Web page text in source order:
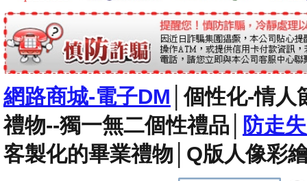
網路商城-電子DM │個性化-情人
禮物--獨一無二個性禮品
防走
客製化的畢業禮物 Q版人像彩